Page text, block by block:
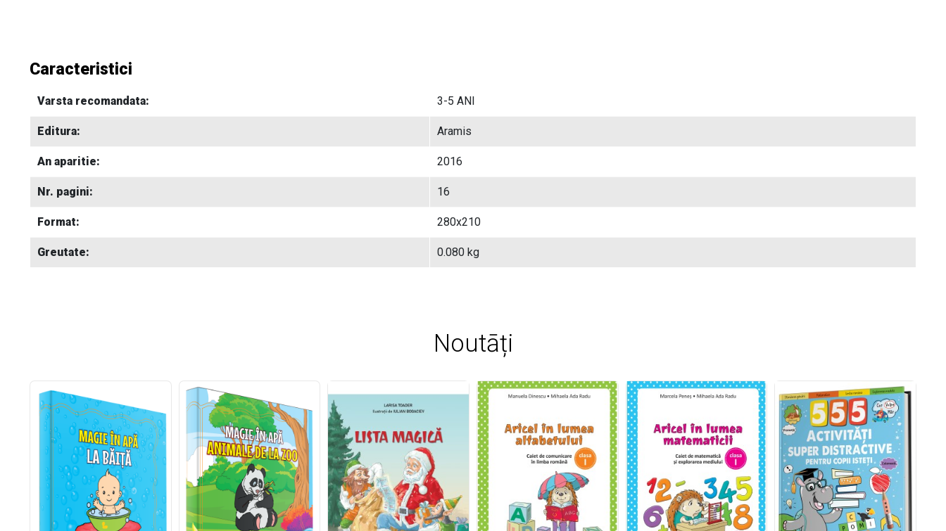
Caracteristici
Varsta recomandata: 3-5 ANI
Editura: Aramis
An aparitie: 2016
Nr. pagini: 16
Format: 280x210
Greutate: 0.080 kg
Noutāți